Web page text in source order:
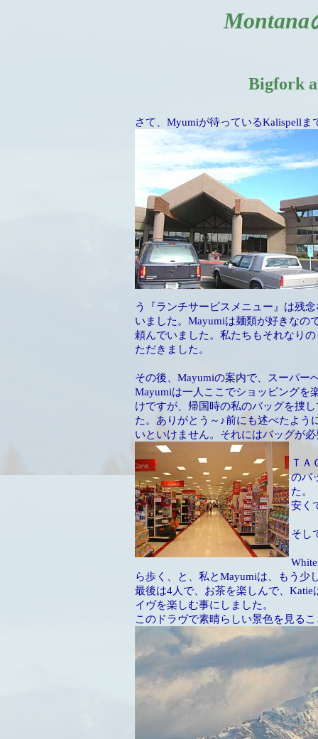
Bigfork
さて、Myumiが待っているKalispellま
う『ランチサービスメニュー』は残
いました。Mayumiは麺類が好きなの
頼んでいました。私たちもそれなり
ただきました。
その後、Mayumiの案内で、スーパー
Mayumiは一人ここでショッピングを
けですが、帰国時の私のバッグを捜
た。ありがとう～♪前にも述べたよう
いといけません。それにはバッグが
ＴＡ
のバ
た。
安く
そし
ら歩く、と、私とMayumiは、もう少
最後は4人で、お茶を楽しんで、
イヴを楽しむ事にしました。
このドラヴで素晴らしい景色を見る